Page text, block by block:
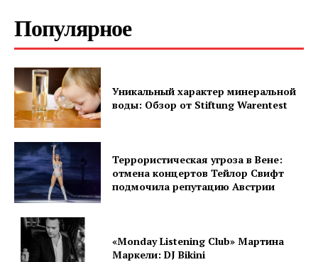
Подписаться
Планы подписки
Мой аккаунт
Impressum
Privacy Policy
Популярное
Уникальный характер минеральной
воды: Обзор от Stiftung Warentest
Террористическая угроза в Вене:
отмена концертов Тейлор Свифт
подмочила репутацию Австрии
«Monday Listening Club» Мартина
Маркели: DJ Bikini